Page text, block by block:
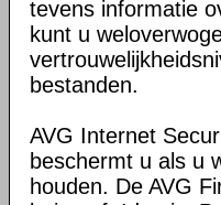
tevens informatie
kunt u
bestanden.
AVG Internet
beschermt u als u
houden. De AVG